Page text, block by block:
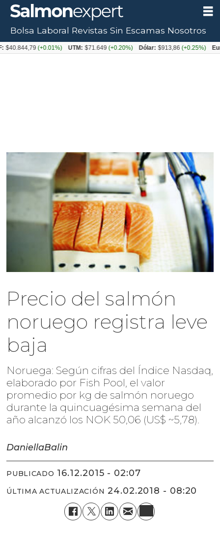
Precio del salmón
noruego registra leve
baja
Noruega: Según cifras del Índice Nasdaq,
elaborado por Fish Pool, el valor
promedio por kg de salmón noruego
durante la quincuagésima semana del
año alcanzó los NOK 50,06 (US$ ~5,78).
DaniellaBalin
PUBLICADO 16.12.2015 - 02:07
ÚLTIMA ACTUALIZACIÓN 24.02.2018 - 08:20
Bolsa Laboral Revistas Sin Escamas Nosotros
(+0.01%) UTM: $71.649(+0.20%) Dólar: $913,86(+0.25%) Euro: